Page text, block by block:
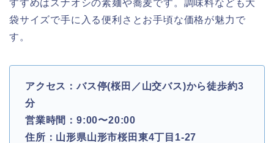
すすめはスナオシの素麺や蕎麦です。調味料なども大
袋サイズで手に入る便利さとお手頃な価格が魅力で
す。
アクセス：バス停(桜田／山交バス)から徒歩約3
分
営業時間：9:00〜20:00
住所：山形県山形市桜田東4丁目1-27